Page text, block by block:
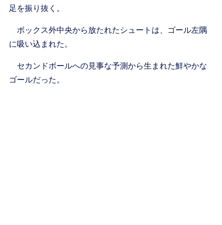
足を振り抜く。
ボックス外中央から放たれたシュートは、ゴール左隅
に吸い込まれた。
セカンドボールへの見事な予測から生まれた鮮やかな
ゴールだった。